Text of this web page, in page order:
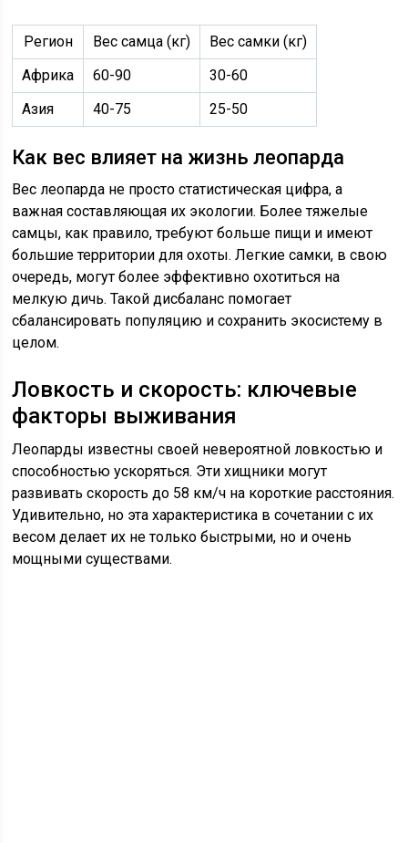
Регион Вес самца (кг)
Вес самки (кг)
Африка
60-90
30-60
Азия
40-75 25-50
Как вес влияет на жизнь леопарда
Вес леопарда не просто статистическая цифра, а
важная составляющая их экологии. Более тяжелые
самцы, как правило, требуют больше пищи и имеют
большие территории для охоты. Легкие самки, в свою
очередь, могут более эффективно охотиться на
мелкую дичь. Такой дисбаланс помогает
сбалансировать популяцию и сохранить экосистему в
целом.
Ловкость и скорость: ключевые
факторы выживания
Леопарды известны своей невероятной ловкостью и
способностью ускоряться. Эти хищники могут
развивать скорость до 58 км/ч на короткие расстояния.
Удивительно, но эта характеристика в сочетании с их
весом делает их не только быстрыми, но и очень
мощными существами.